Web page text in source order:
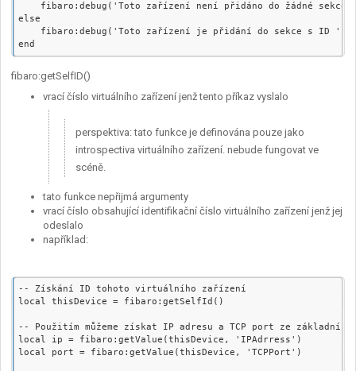
fibaro:debug('Toto zařízení není přidáno do žádné
else
fibaro:debug('Toto zařízení je přidání do sekce s ID '
fibaro:getSelfID()
vrací číslo virtuálního zařízení jenž tento příkaz vyslalo
perspektiva: tato funkce je definována pouze jako
introspectiva virtuálního zařízení. nebude fungovat ve
scéně.
tato funkce nepřijmá argumenty
vrací číslo obsahující identifikační číslo virtuálního zařízení jenž jej
odeslalo
například:
-- Získání ID tohoto virtuálního zařízení
local thisDevice = fibaro:getSelfId()
-- Použitím můžeme získat IP adresu a TCP port ze
local ip = fibaro:getValue(thisDevice, 'IPAdrress')
local port = fibaro:getValue(thisDevice, 'TCPPort')